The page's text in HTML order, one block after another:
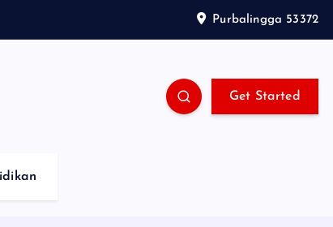
Purbalingga 53372
Get Started